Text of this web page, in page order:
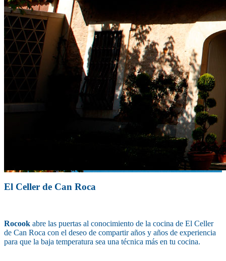
El Celler de Can Roca
Rocook abre las puertas al conocimiento de la cocina de El Celler
de Can Roca con el deseo de compartir años y años de experiencia
para que la baja temperatura sea una técnica más en tu cocina.